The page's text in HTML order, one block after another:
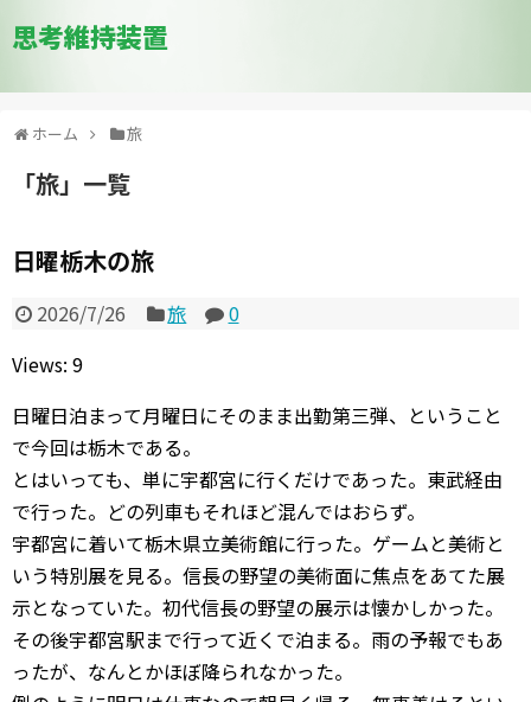
思考維持装置
ホーム 旅
「旅」 一覧
日曜栃木の旅
2026/7/26 旅
0
Views: 9
日曜日泊まって月曜日にそのまま出勤第三弾、ということ
で今回は栃木である。
とはいっても、単に宇都宮に行くだけであった。東武経由
で行った。どの列車もそれほど混んではおらず。
宇都宮に着いて栃木県立美術館に行った。ゲームと美術と
いう特別展を見る。信長の野望の美術面に焦点をあてた展
示となっていた。初代信長の野望の展示は懐かしかった。
その後宇都宮駅まで行って近くで泊まる。雨の予報でもあ
ったが、なんとかほぼ降られなかった。